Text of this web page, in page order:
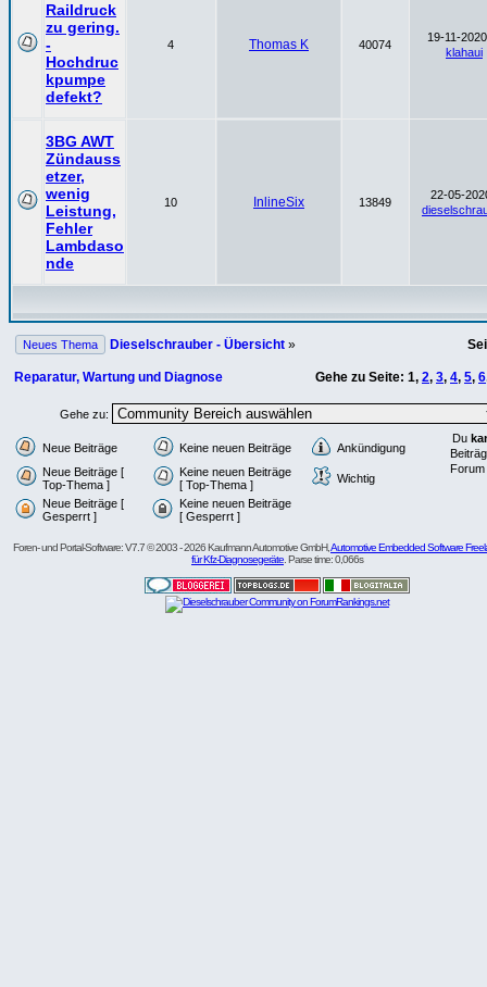
Raildruck
zu gering.
-
Hochdruc
kpumpe
defekt?
4 Thomas K 40074
19-11-
klahaui
3BG AWT
Zündauss
etzer,
wenig
Leistung,
Fehler
Lambdaso
nde
10 InlineSix 13849
22-05-
Neues Thema Dieselschrauber - Übersicht »
Reparatur, Wartung und Diagnose Gehe zu Seite: 1, 2, 3, 4, 5, 6
Gehe zu:
Neue Beiträge Keine neuen Beiträge
Ankündigung
Neue Beiträge [
Top-Thema ]
Keine neuen Beiträge
[ Top-Thema ]
Wichtig
Neue Beiträge [
Gesperrt ]
Keine neuen Beiträge
[ Gesperrt ]
Du
Foren- und Portal-Software: V7.7 © 2003 - 2026 Kaufmann Automotive GmbH,Automotive Embedded Software
für Kfz-Diagnosegeräte . Parse time: 0,066s